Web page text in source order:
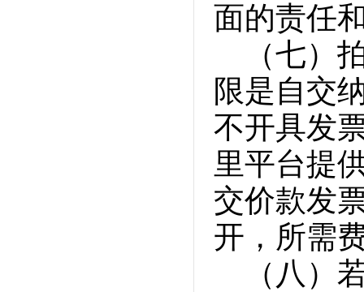
面的责任
（七）
限是自交
不开具发
里平台提
交价款发
开，所需
（八）